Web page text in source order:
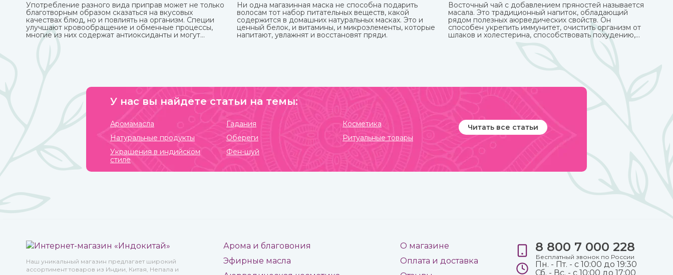
Употребление разного вида приправ может не только
благотворным образом сказаться на вкусовых
качествах блюд, но и повлиять на организм. Специи
улучшают кровообращение и обменные процессы,
многие из них содержат антиоксиданты и могут
защитить от болезней, придать сил и энергии.
Различные приправы, в том числе чисто восточные, вы
можете купить в интернет-магазине ИндоКитай.
Ни одна магазинная маска не способна подарить
волосам тот набор питательных веществ, какой
содержится в домашних натуральных масках. Это и
ценный белок, и витамины, и микроэлементы, которые
напитают, увлажнят и восстановят пряди.
Восточный чай с добавлением пряностей называется
масала. Это традиционный напиток, обладающий
рядом полезных аюрведических свойств. Он
способен укрепить иммунитет, очистить организм от
шлаков и холестерина, способствовать похудению,
улучшить пищеварение и укрепить нервную систему.
У нас вы найдете статьи на темы:
Аромамасла Гадания
Косметика
Натуральные продукты
Обереги
Ритуальные товары
Украшения в индийском
стиле
Фен-шуй
Читать все статьи
Наш уникальный магазин предлагает широкий
ассортимент товаров из Индии, Китая, Непала и
Арома и благовония
Эфирные масла
О магазине
Оплата и доставка
8 800 7 000 228
Бесплатный звонок по России
Пн. - Пт. - с 10:00 до 19:30
Сб. - Вс. - с 10:00 до 17:00